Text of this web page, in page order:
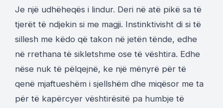
Je një udhëheqës i lindur. Deri në atë pikë sa të
tjerët të ndjekin si me magji. Instinktivisht di si të
sillesh me këdo që takon në jetën tënde, edhe
në rrethana të sikletshme ose të vështira. Edhe
nëse nuk të pëlqejnë, ke një mënyrë për të
qenë mjaftueshëm i sjellshëm dhe miqësor me ta
për të kapërcyer vështirësitë pa humbje të